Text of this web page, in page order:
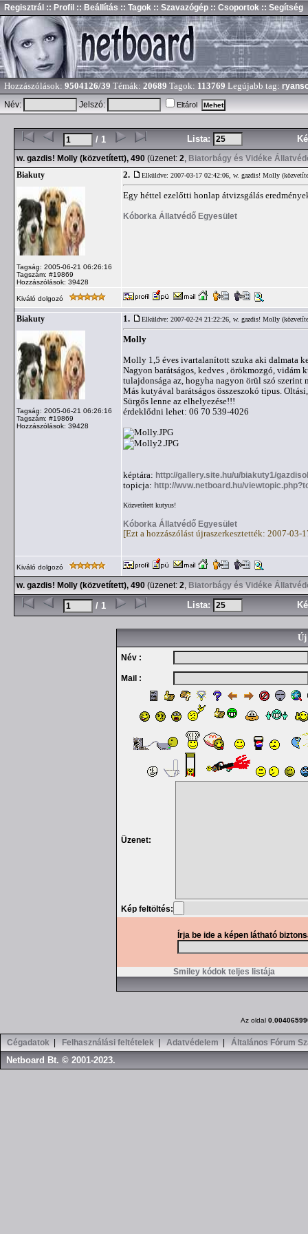
Regisztrál :: Profil :: Beállítás :: Tagok :: Szavazógép :: Csoportok :: Segítség
Hozzászólások: 9504126/39 Témák: 20689 Tagok: 113769 Legújabb tag:
Név:
Jelszó: Eltárol
/ 1 Lista:
w. gazdis! Molly (közvetített), 490 (üzenet: 2, Biatorbágy és Vidéke
Biakuty
Tagság: 2005-06-21 06:26:16
Tagszám: #19869
Hozzászólások: 39428
2. Elküldve: 2007-03-17 02:42:06, w. gazdis! Molly
Egy héttel ezelőtti honlap átvizsgálás
Kóborka Állatvédő Egyesület
Kiváló dolgozó
Biakuty
Tagság: 2005-06-21 06:26:16
Tagszám: #19869
Hozzászólások: 39428
1. Elküldve: 2007-02-24 21:22:26, w. gazdis! Molly
Molly
Molly 1,5 éves ivartalanított szuka aki dalmata
Nagyon barátságos, kedves , örökmozgó, vidám
tulajdonsága az, hogyha nagyon örül szó
Más kutyával barátságos összeszokó tipus.
Sürgős lenne az elhelyezése!!!
érdeklődni lehet: 06 70 539-4026
képtára: http://gallery.site.hu/u/biakuty1/
topicja: http://wvw.netboard.hu/
Közvetített kutyus!
Kóborka Állatvédő Egyesület
[Ezt a hozzászólást újraszerkesztették: 2007-03-
Kiváló dolgozó
w. gazdis! Molly (közvetített), 490 (üzenet: 2, Biatorbágy és Vidéke
/ 1 Lista:
Új
Név :
Mail :
Üzenet:
Kép feltöltés:
Írja be ide a képen látható
Smiley kódok teljes listája
Az oldal
Cégadatok Felhasználási feltételek Adatvédelem Általános Fórum
Netboard Bt. © 2001-2023.